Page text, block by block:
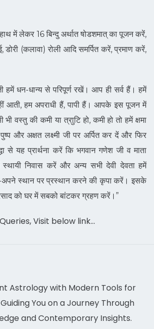
में लेकर 16 बिन्दु अर्थात षोडशमात् का पूजन करें,
डोरी (कलावा) रोली आदि समर्पित करें, प्रमाण करें,
जी हमें धन-धान्य से परिपूर्ण रखें। आप ही सर्व हैं। हमें
आती, हम अपराधी हैं, पापी हैं। आपके इस पूजन में
वस्तु की कमी या त्राुटि हो, कमी हो तो हमें क्षमा
और अक्षत लक्ष्मी जी पर अर्पित कर दें और फिर
से यह प्रार्थना करें कि भगवान गणेश जी व माता
स्थायी निवास करें और अन्य सभी देवी देवता हमें
अपने स्थान पर प्रस्थान करने की कृपा करें। इसके
को घर में सबको बांटकर ग्रहण करें।”
Visit below link…
Astrology with Modern Tools for
You on a Journey Through
and Contemporary Insights.